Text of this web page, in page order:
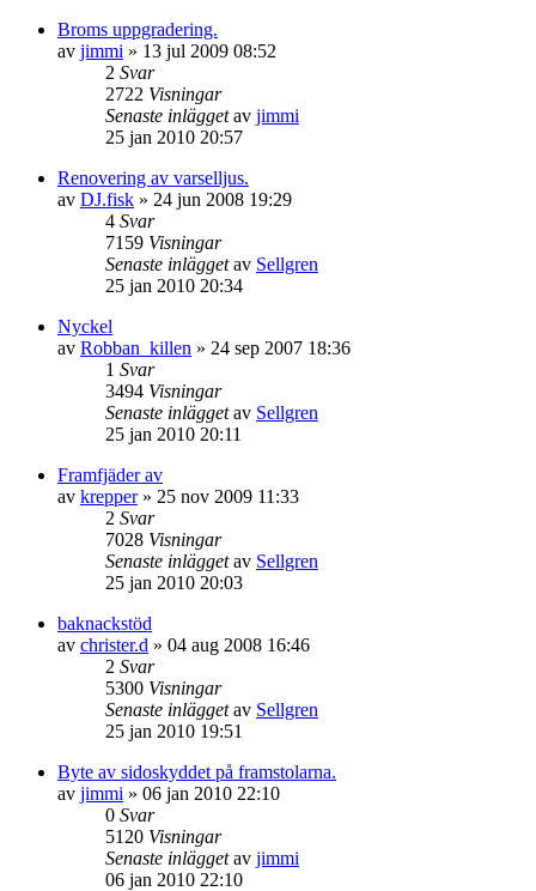
Broms uppgradering.
av jimmi » 13 jul 2009 08:52
2 Svar
2722 Visningar
Senaste inläggetav jimmi
25 jan 2010 20:57
Renovering av varselljus.
av DJ.fisk » 24 jun 2008 19:29
4 Svar
7159 Visningar
Senaste inläggetav Sellgren
25 jan 2010 20:34
Nyckel
av Robban_killen » 24 sep 2007 18:36
1 Svar
3494 Visningar
Senaste inläggetav Sellgren
25 jan 2010 20:11
Framfjäder av
av krepper» 25 nov 2009 11:33
2 Svar
7028 Visningar
Senaste inläggetav Sellgren
25 jan 2010 20:03
baknackstöd
av christer.d » 04 aug 2008 16:46
2 Svar
5300 Visningar
Senaste inläggetav Sellgren
25 jan 2010 19:51
Byte av sidoskyddet på framstolarna.
av jimmi » 06 jan 2010 22:10
0 Svar
5120 Visningar
Senaste inläggetav jimmi
06 jan 2010 22:10